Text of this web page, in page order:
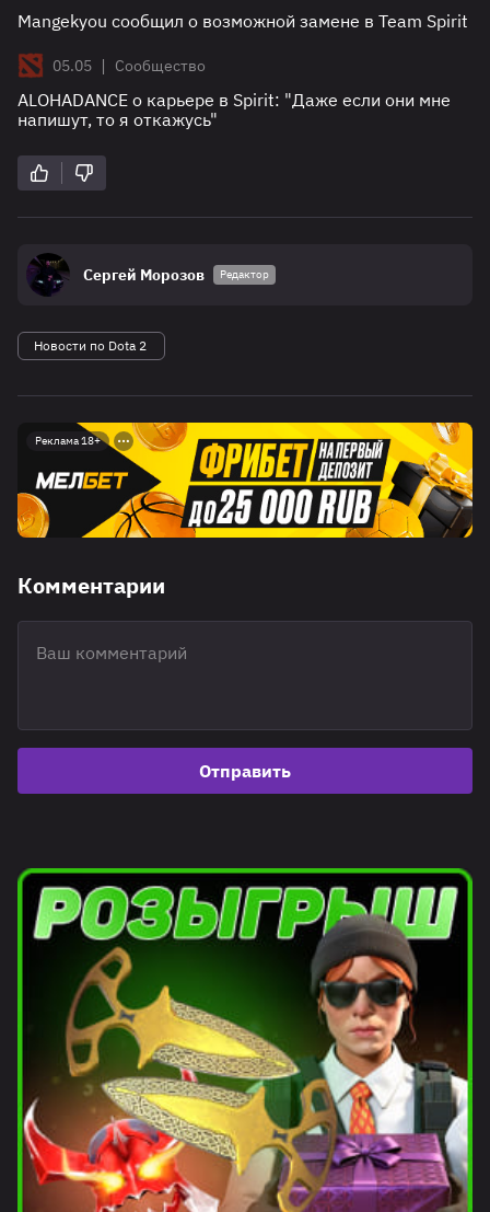
Mangekyou сообщил о возможной замене в Team Spirit
05.05 | Сообщество
ALOHADANCE о карьере в Spirit: "Даже если они мне
напишут, то я откажусь"
Сергей Морозов Редактор
Новости по Dota 2
Реклама 18+
Комментарии
Отправить